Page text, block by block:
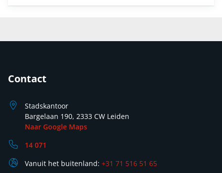
Contact
Stadskantoor
Bargelaan 190, 2333 CW Leiden
Naar Google Maps
14 071
Vanuit het buitenland: +31 71 516 51 65